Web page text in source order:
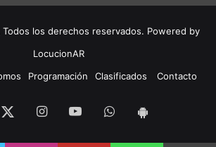
los derechos reservados. Powered by
LocucionAR
Programación Clasificados Contacto
TwitterInstagramYoutubeWhatsapp